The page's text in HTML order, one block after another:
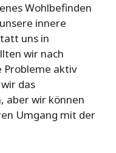
Wohlbefinden
innere
uns in
wir nach
Probleme aktiv
das
aber wir können
Umgang mit der